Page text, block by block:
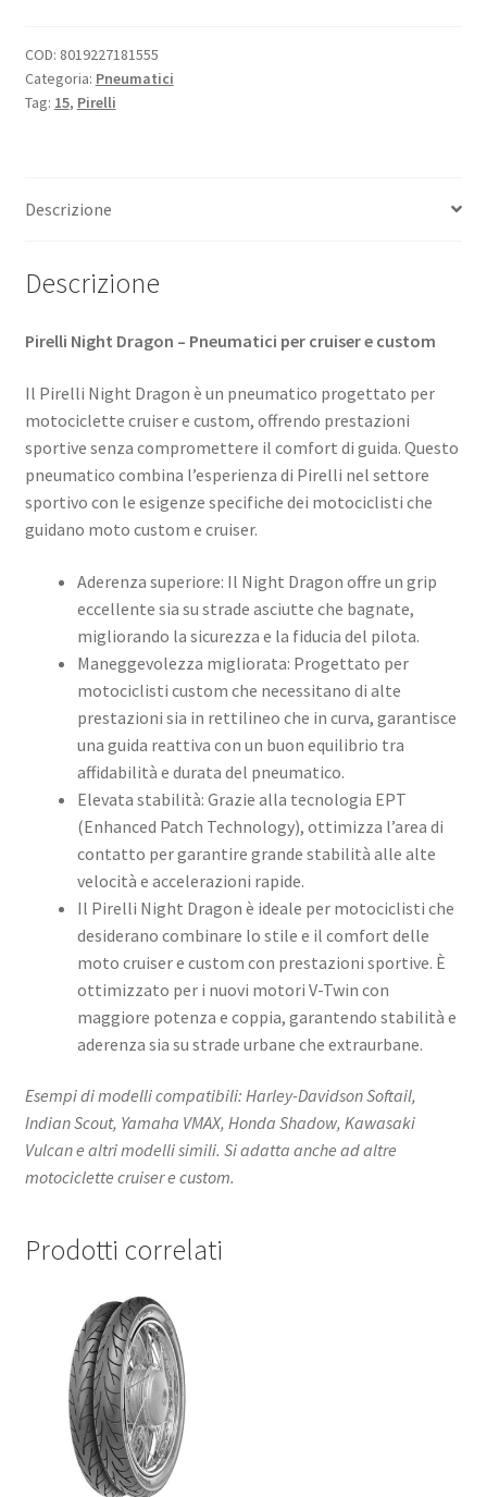
COD: 8019227181555
Categoria: Pneumatici
Tag: 15, Pirelli
Descrizione
Descrizione
Pirelli Night Dragon – Pneumatici per cruiser e custom
Il Pirelli Night Dragon è un pneumatico progettato per
motociclette cruiser e custom, offrendo prestazioni
sportive senza compromettere il comfort di guida. Questo
pneumatico combina l’esperienza di Pirelli nel settore
sportivo con le esigenze specifiche dei motociclisti che
guidano moto custom e cruiser.
Aderenza superiore: Il Night Dragon offre un grip
eccellente sia su strade asciutte che bagnate,
migliorando la sicurezza e la fiducia del pilota.
Maneggevolezza migliorata: Progettato per
motociclisti custom che necessitano di alte
prestazioni sia in rettilineo che in curva, garantisce
una guida reattiva con un buon equilibrio tra
affidabilità e durata del pneumatico.
Elevata stabilità: Grazie alla tecnologia EPT
(Enhanced Patch Technology), ottimizza l’area di
contatto per garantire grande stabilità alle alte
velocità e accelerazioni rapide.
Il Pirelli Night Dragon è ideale per motociclisti che
desiderano combinare lo stile e il comfort delle
moto cruiser e custom con prestazioni sportive. È
ottimizzato per i nuovi motori V-Twin con
maggiore potenza e coppia, garantendo stabilità e
aderenza sia su strade urbane che extraurbane.
Esempi di modelli compatibili: Harley-Davidson Softail,
Indian Scout, Yamaha VMAX, Honda Shadow, Kawasaki
Vulcan e altri modelli simili. Si adatta anche ad altre
motociclette cruiser e custom.
Prodotti correlati